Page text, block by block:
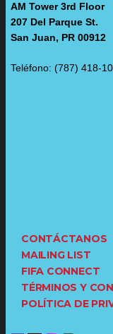
AM Tower 3rd Floor
207 Del Parque St.
San Juan, PR 00912
Teléfono: (787) 418-
CONTÁCTANOS
MAILING LIST
FIFA CONNECT
TÉRMINOS Y
POLÍTICA DE